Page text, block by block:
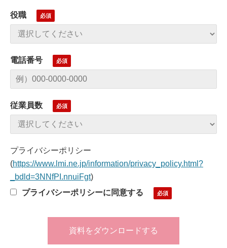
役職
電話番号
従業員数
プライバシーポリシー
(https://www.lmi.ne.jp/information/privacy_policy.html?
_bdld=3NNfPI.nnuiFgt)
プライバシーポリシーに同意する